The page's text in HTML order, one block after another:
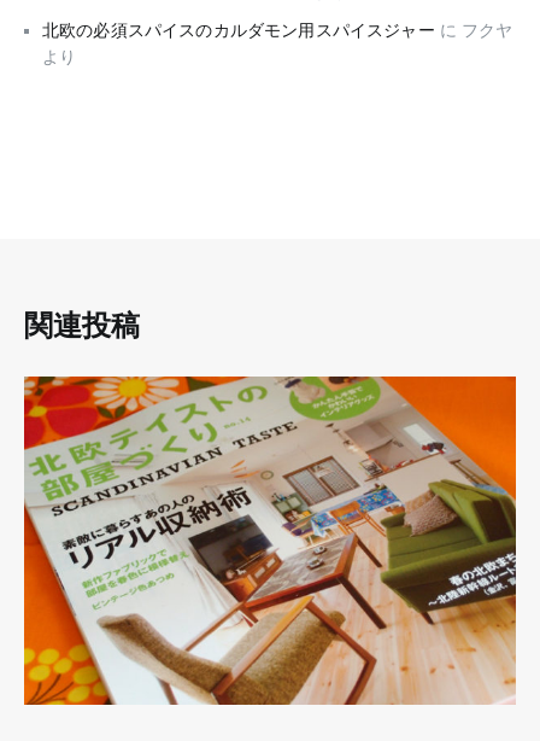
北欧の必須スパイスのカルダモン用スパイスジャー に フクヤ
より
関連投稿